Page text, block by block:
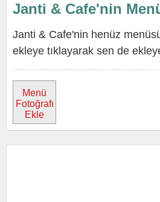
Janti & Cafe'nin
Janti & Cafe'nin henüz
ekleye tıklayarak sen de
Menü
Fotoğrafı
Ekle